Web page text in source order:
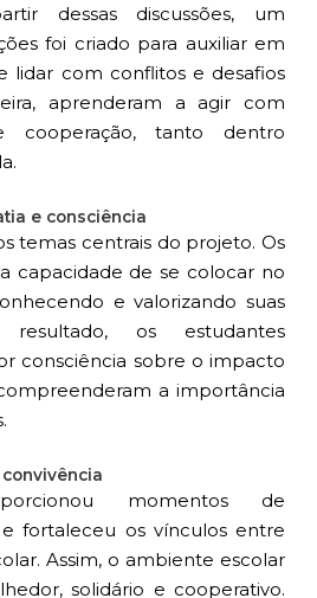
dessas discussões, um
foi criado para auxiliar em
lidar com conflitos e desafios
aprenderam a agir com
cooperação, tanto dentro
e consciência
temas centrais do projeto. Os
capacidade de se colocar no
e valorizando suas
resultado, os estudantes
consciência sobre o impacto
a importância
momentos de
fortaleceu os vínculos entre
Assim, o ambiente escolar
solidário e cooperativo.